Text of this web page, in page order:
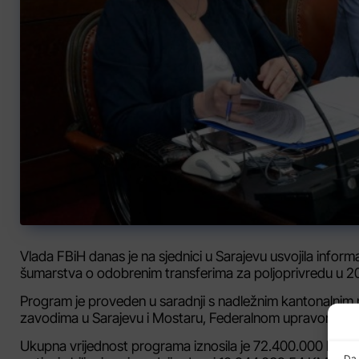
Vlada FBiH danas je na sjednici u Sarajevu usvojila
šumarstva o odobrenim transferima za poljoprivredu u
Program je proveden u saradnji s nadležnim
zavodima u Sarajevu i Mostaru, Federalnom upravom
Ukupna vrijednost programa iznosila je 72.400.000 KM,